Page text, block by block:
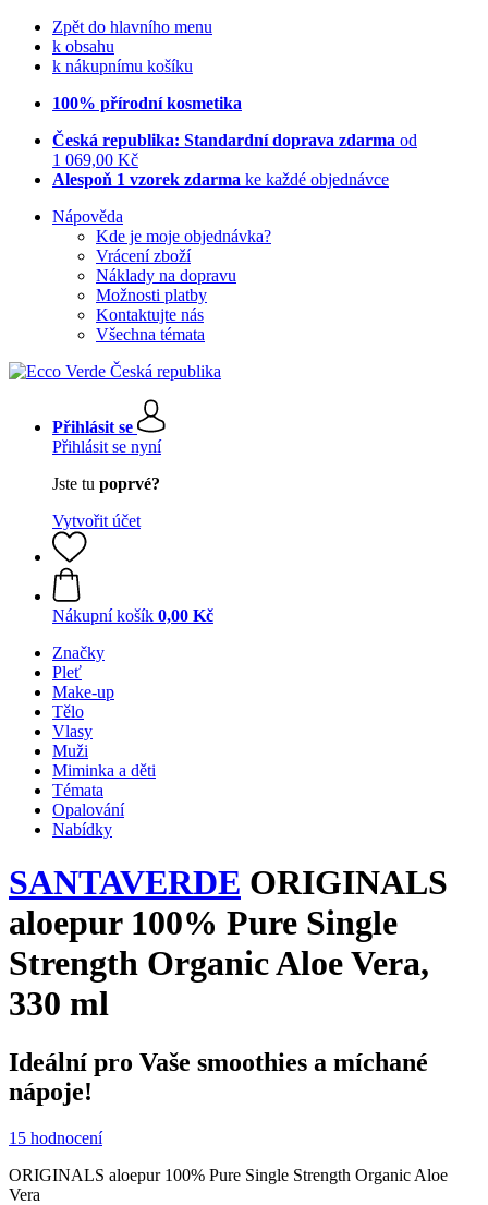
Zpět do hlavního menu
k obsahu
k nákupnímu košíku
100% přírodní kosmetika
Česká republika: Standardní doprava zdarma od
1 069,00 Kč
Alespoň 1 vzorek zdarma ke každé objednávce
Nápověda
Kde je moje objednávka?
Vrácení zboží
Náklady na dopravu
Možnosti platby
Kontaktujte nás
Všechna témata
Přihlásit se
Přihlásit se nyní
Jste tu poprvé?
Vytvořit účet
Nákupní košík 0,00 Kč
Značky
Pleť
Make-up
Tělo
Vlasy
Muži
Miminka a děti
Témata
Opalování
Nabídky
SANTAVERDE ORIGINALS
aloepur 100% Pure Single
Strength Organic Aloe Vera,
330 ml
Ideální pro Vaše smoothies a míchané
nápoje!
15 hodnocení
ORIGINALS aloepur 100% Pure Single Strength Organic Aloe
Vera